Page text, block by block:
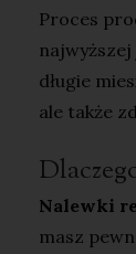
Proces
najwyższej
długie
ale także
Nalewki
masz